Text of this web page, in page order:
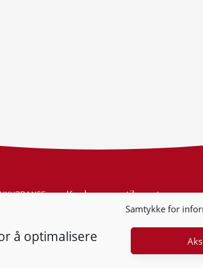
Samtykke for
å optimalisere
Konkurransetilsynet
Postboks 439 Sentrum
Org.nr: 974 761 246